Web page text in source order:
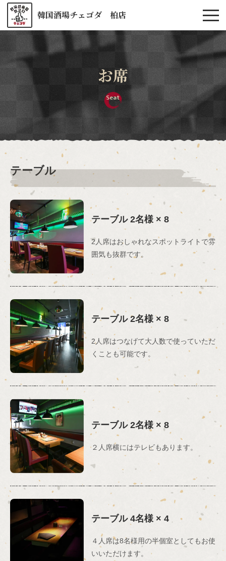
韓国酒場チェゴダ 柏店
お席
Seat
テーブル
テーブル2名様× 8
2人席はおしゃれなスポットライトで雰
囲気も抜群です。
テーブル2名様× 8
2人席はつなげて大人数で使っていただ
くことも可能です。
テーブル2名様× 8
２人席横にはテレビもあります。
テーブル4名様 × 4
４人席は8名様用の半個室としてもお使
いいただけます。
この店舗情報をシェアする
お席 | 韓国酒場チェゴダ 柏店
千葉県柏市旭町１-10-18 アサヒセンチュリー1F